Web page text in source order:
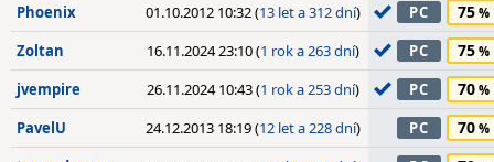
Phoenix 01.10.2012 10:32 (13 let a 312 dní) PC 75
Zoltan 16.11.2024 23:10 (1 rok a 263 dní) PC 75
jvempire 26.11.2024 10:43 (1 rok a 253 dní) PC 70
PavelU 24.12.2013 18:19 (12 let a 228 dní) PC 70